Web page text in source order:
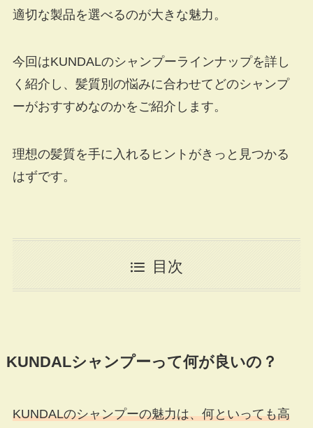
適切な製品を選べるのが大きな魅力。
今回はKUNDALのシャンプーラインナップを詳し
く紹介し、髪質別の悩みに合わせてどのシャンプ
ーがおすすめなのかをご紹介します。
理想の髪質を手に入れるヒントがきっと見つかる
はずです。
目次
KUNDALシャンプーって何が良いの？
KUNDALのシャンプーの魅力は、何といっても高